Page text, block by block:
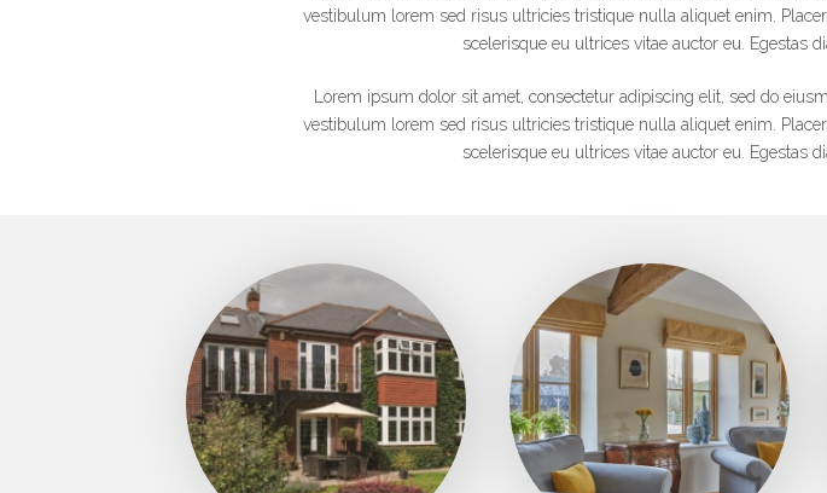
vestibulum lorem sed risus ultricies tristique nulla aliquet enim.
scelerisque eu ultrices vitae auctor eu. Egestas
Lorem ipsum dolor sit amet, consectetur adipiscing elit, sed do
vestibulum lorem sed risus ultricies tristique nulla aliquet enim.
scelerisque eu ultrices vitae auctor eu. Egestas